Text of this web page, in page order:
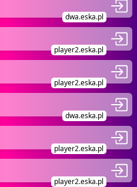
dwa.eska.pl
player2.eska.pl
player2.eska.pl
dwa.eska.pl
player2.eska.pl
player2.eska.pl